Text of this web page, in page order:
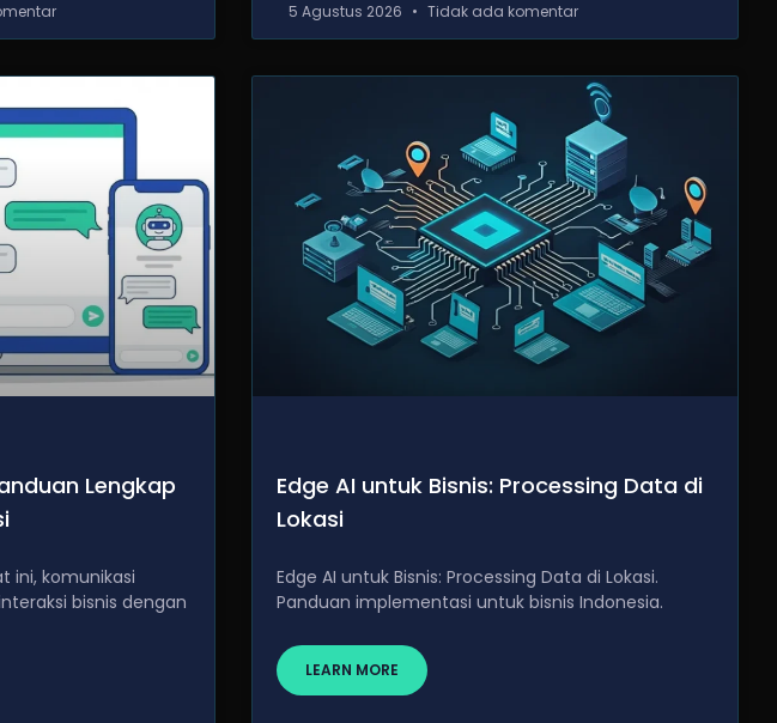
5 Agustus 2026 Tidak ada komentar
Lengkap
ini, komunikasi
bisnis dengan
Edge AI untuk Bisnis: Processing Data di
Lokasi
Edge AI untuk Bisnis: Processing Data di Lokasi.
Panduan implementasi untuk bisnis Indonesia.
LEARN MORE